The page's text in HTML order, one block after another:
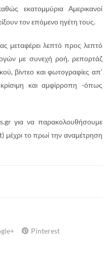
εκατομμύρια Αμερικανοί
τον επόμενο ηγέτη τους.
μεταφέρει λεπτό προς λεπτό
με συνεχή ροή, ρεπορτάζ
βίντεο και φωτογραφίες απ’
και αμφίρροπη -όπως
για να παρακολουθήσουμε
μέχρι το πρωί την αναμέτρηση
Pinterest